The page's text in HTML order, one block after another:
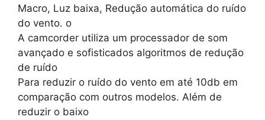
Macro, Luz baixa, Redução automática do ruído
do vento. o
A camcorder utiliza um processador de som
avançado e sofisticados algoritmos de redução
de ruído
Para reduzir o ruído do vento em até 10db em
comparação com outros modelos. Além de
reduzir o baixo